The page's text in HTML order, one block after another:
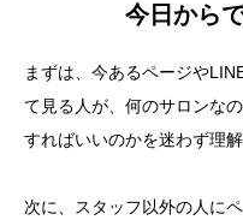
今日から
まずは、今あるページや
て見る人が、何のサロンな
すればいいのかを迷わず理
次に、スタッフ以外の人に